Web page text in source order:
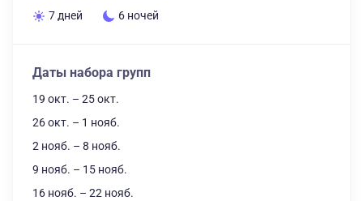
7 дней 6 ночей
Даты набора групп
19 окт. – 25 окт.
26 окт. – 1 нояб.
2 нояб. – 8 нояб.
9 нояб. – 15 нояб.
16 нояб. – 22 нояб.